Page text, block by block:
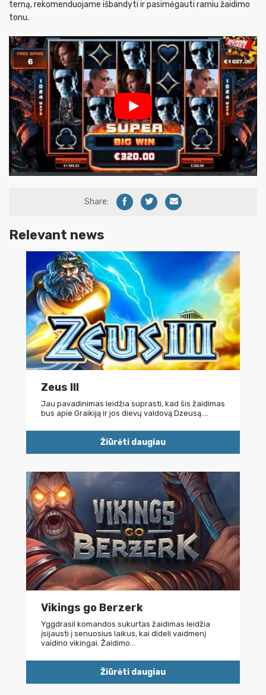
temą, rekomenduojame išbandyti ir pasimėgauti ramiu žaidimo
tonu.
Share:
Relevant news
Zeus III
Jau pavadinimas leidžia suprasti, kad šis žaidimas
bus apie Graikiją ir jos dievų valdovą Dzeusą.…
Žiūrėti daugiau
Vikings go Berzerk
Yggdrasil komandos sukurtas žaidimas leidžia
įsijausti į senuosius laikus, kai dideli vaidmenį
vaidino vikingai. Žaidimo…
Žiūrėti daugiau